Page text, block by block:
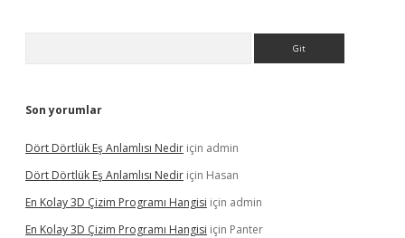
Son yorumlar
Dört Dörtlük Eş Anlamlısı Nedir için admin
Dört Dörtlük Eş Anlamlısı Nedir için Hasan
En Kolay 3D Çizim Programı Hangisi için admin
En Kolay 3D Çizim Programı Hangisi için Panter